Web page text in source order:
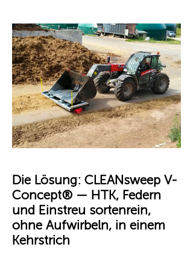
Die Lösung: CLEANsweep V-
Concept® — HTK, Federn
und Einstreu sortenrein,
ohne Aufwirbeln, in einem
Kehrstrich